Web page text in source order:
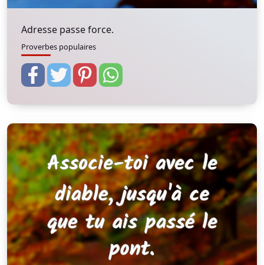
Adresse passe force.
Proverbes populaires